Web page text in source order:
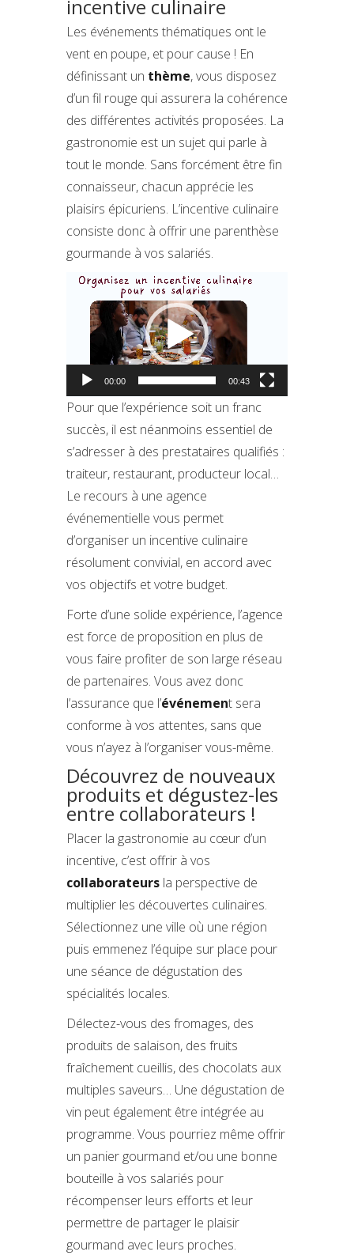
incentive culinaire
Les événements thématiques ont le
vent en poupe, et pour cause ! En
définissant un thème, vous disposez
d’un fil rouge qui assurera la cohérence
des différentes activités proposées. La
gastronomie est un sujet qui parle à
tout le monde. Sans forcément être fin
connaisseur, chacun apprécie les
plaisirs épicuriens. L’incentive culinaire
consiste donc à offrir une parenthèse
gourmande à vos salariés.
Lecteur
vidéo
00:00 00:43
Pour que l’expérience soit un franc
succès, il est néanmoins essentiel de
s’adresser à des prestataires qualifiés :
traiteur, restaurant, producteur local…
Le recours à une agence
événementielle vous permet
d’organiser un incentive culinaire
résolument convivial, en accord avec
vos objectifs et votre budget.
Forte d’une solide expérience, l’agence
est force de proposition en plus de
vous faire profiter de son large réseau
de partenaires. Vous avez donc
l’assurance que l’événement sera
conforme à vos attentes, sans que
vous n’ayez à l’organiser vous-même.
Découvrez de nouveaux
produits et dégustez-les
entre collaborateurs !
Placer la gastronomie au cœur d’un
incentive, c’est offrir à vos
collaborateurs la perspective de
multiplier les découvertes culinaires.
Sélectionnez une ville où une région
puis emmenez l’équipe sur place pour
une séance de dégustation des
spécialités locales.
Délectez-vous des fromages, des
produits de salaison, des fruits
fraîchement cueillis, des chocolats aux
multiples saveurs… Une dégustation de
vin peut également être intégrée au
programme. Vous pourriez même offrir
un panier gourmand et/ou une bonne
bouteille à vos salariés pour
récompenser leurs efforts et leur
permettre de partager le plaisir
gourmand avec leurs proches.